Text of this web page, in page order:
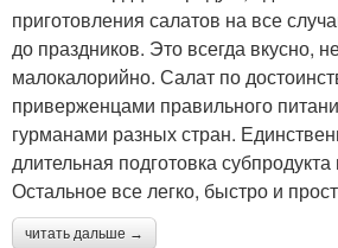
приготовления салатов на все
до праздников. Это всегда вкусно,
малокалорийно. Салат по
приверженцами правильного
гурманами разных стран.
длительная подготовка
Остальное все легко, быстро и
читать дальше →